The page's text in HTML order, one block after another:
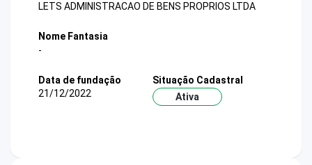
LETS ADMINISTRACAO DE BENS PROPRIOS LTDA
Nome Fantasia
-
Data de fundação
21/12/2022
Situação Cadastral
Ativa